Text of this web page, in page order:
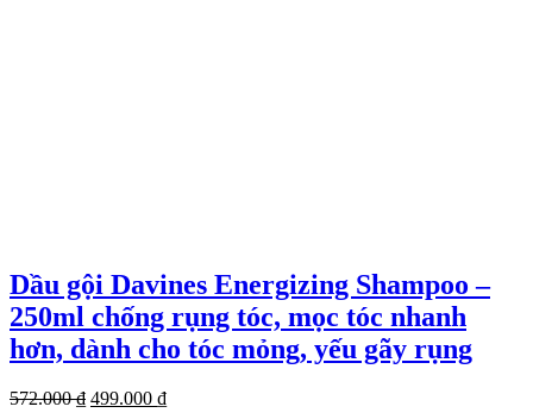
Dầu gội Davines Energizing Shampoo –
250ml chống rụng tóc, mọc tóc nhanh
hơn, dành cho tóc mỏng, yếu gãy rụng
572.000₫ Giá
499.000 ₫Giá